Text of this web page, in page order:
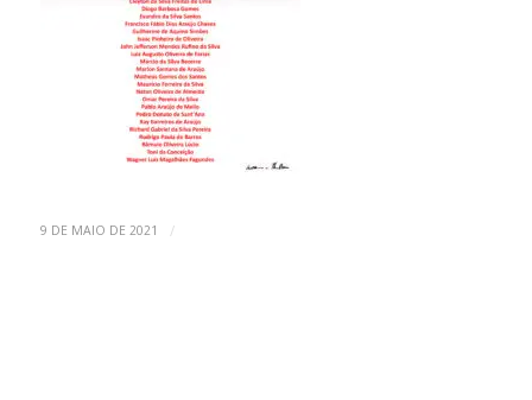
9 DE MAIO DE 2021 /